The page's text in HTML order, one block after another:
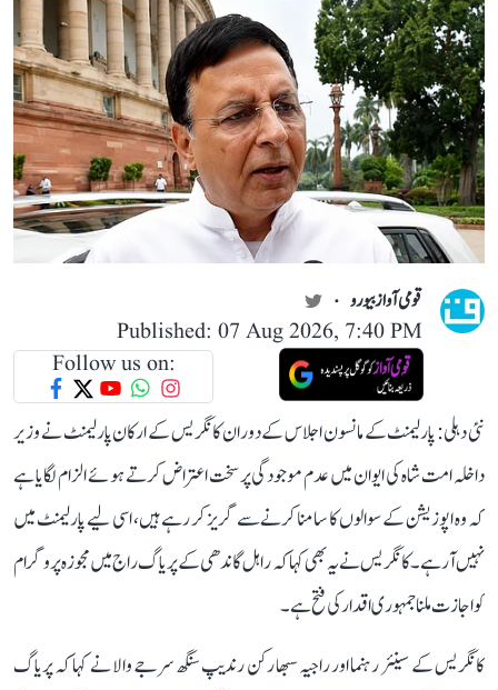
قومی آواز بیورو
Published: 07 Aug 2026, 7:40 PM
Follow us on:
نئی دہلی: پارلیمنٹ کے مانسون اجلاس کے دوران کانگریس کے ارکان پارلیمنٹ نے وزیر
داخلہ امت شاہ کی ایوان میں عدم موجودگی پر سخت اعتراض کرتے ہوئے الزام لگایا ہے
کہ وہ اپوزیشن کے سوالوں کا سامنا کرنے سے گریز کر رہے ہیں، اسی لیے پارلیمنٹ میں
نہیں آ رہے۔ کانگریس نے یہ بھی کہا کہ راہل گاندھی کے پریاگ راج میں مجوزہ پروگرام
کو اجازت ملنا جمہوری اقدار کی فتح ہے۔
کانگریس کے سینئر رہنما اور راجیہ سبھا رکن رندیپ سنگھ سرجے والا نے کہا کہ پریاگ